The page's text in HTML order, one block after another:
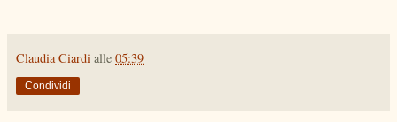
Claudia Ciardi alle 05:39
Condividi